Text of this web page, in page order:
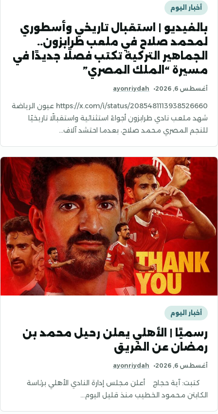
أخبار اليوم
بالفيديو | استقبال تاريخي وأسطوري
لمحمد صلاح في ملعب طرابزون..
الجماهير التركية تكتب فصلًا جديدًا في
مسيرة “الملك المصري”
أغسطس 6, 2026 ayonriydah
https://x.com/i/status/2085481113938526660 عيون الرياضة
شهد ملعب نادي طرابزون أجواءً استثنائية واستقبالًا تاريخيًا
للنجم المصري محمد صلاح، بعدما احتشد آلاف…
أخبار اليوم
رسميًا | الأهلي يعلن رحيل محمد بن
رمضان عن الفريق
أغسطس 6, 2026 ayonriydah
كتبت: آية حجاج أعلن مجلس إدارة النادي الأهلي برئاسة
الكابتن محمود الخطيب منذ قليل اليوم…